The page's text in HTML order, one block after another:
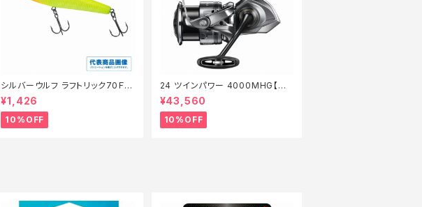
シルバーウルフ ラフトリック70Ｆ
【スタッフ永徳浜名湖セレクト】【1
0】
¥1,426
10%OFF
24 ツインパワー 4000MHG【継
続セール_リール】【10】
¥43,560
10%OFF